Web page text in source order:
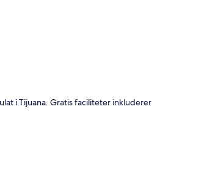
i Tijuana. Gratis faciliteter inkluderer